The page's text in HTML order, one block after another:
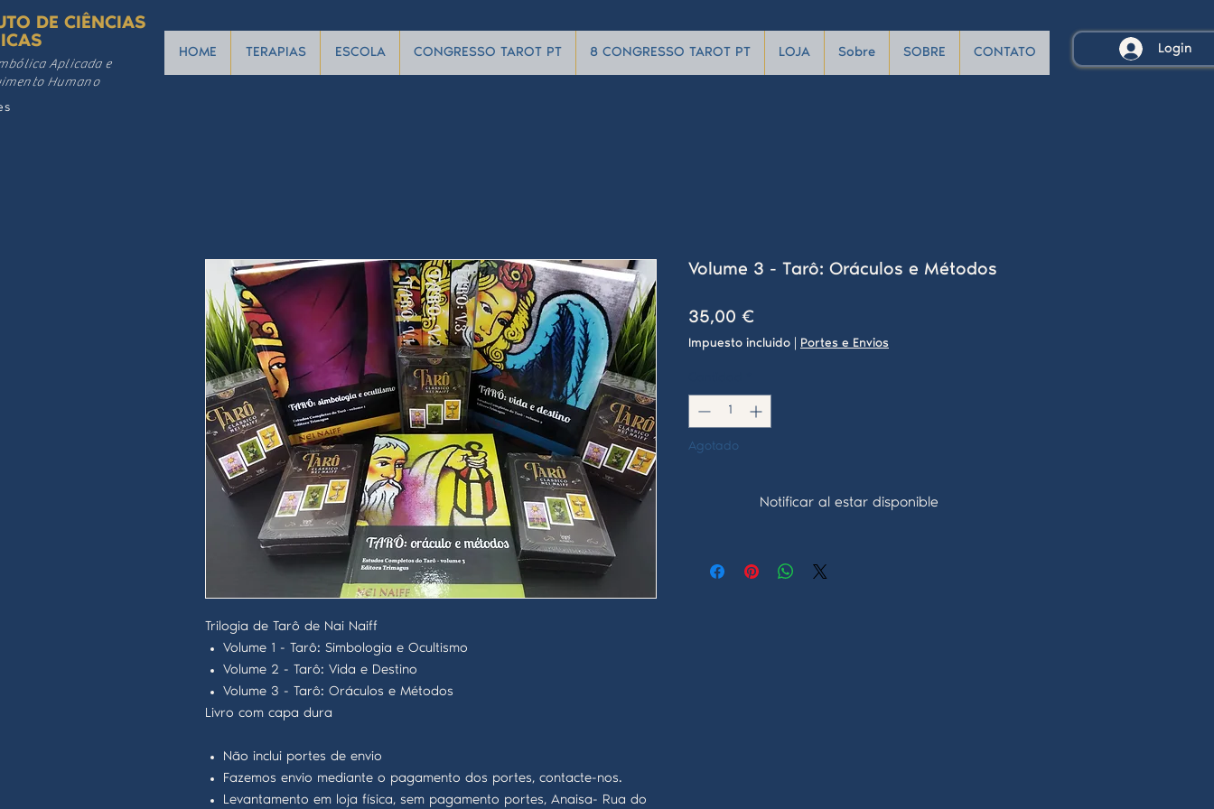
DE CIÊNCIAS
Aplicada e
Humano
HOME TERAPIAS ESCOLA CONGRESSO TAROT PT 8 CONGRESSO TAROT PT LOJA Sobre SOBRE CONTATO Login
Trilogia de Tarô de Nai Naiff
Volume 1 - Tarô: Simbologia e Ocultismo
Volume 2 - Tarô: Vida e Destino
Volume 3 - Tarô: Oráculos e Métodos
Livro com capa dura
Não inclui portes de envio
Fazemos envio mediante o pagamento dos portes, contacte-nos.
Levantamento em loja física, sem pagamento portes, Anaisa- Rua do
Volume 3 - Tarô: Oráculos e Métodos
35,00 €Precio
Impuesto incluido Portes e Envios
Agotado
Notificar al estar disponible